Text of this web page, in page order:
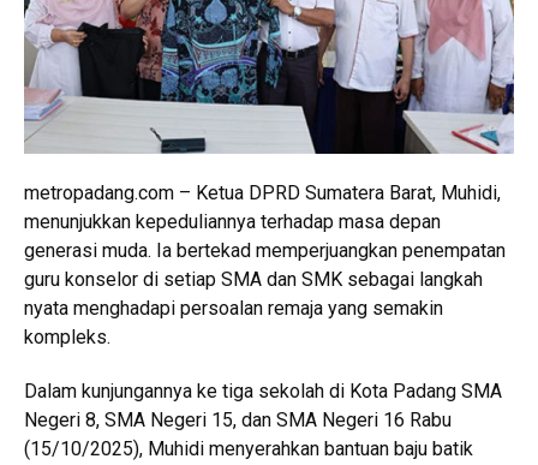
metropadang.com – Ketua DPRD Sumatera Barat, Muhidi,
menunjukkan kepeduliannya terhadap masa depan
generasi muda. Ia bertekad memperjuangkan penempatan
guru konselor di setiap SMA dan SMK sebagai langkah
nyata menghadapi persoalan remaja yang semakin
kompleks.
Dalam kunjungannya ke tiga sekolah di Kota Padang SMA
Negeri 8, SMA Negeri 15, dan SMA Negeri 16 Rabu
(15/10/2025), Muhidi menyerahkan bantuan baju batik